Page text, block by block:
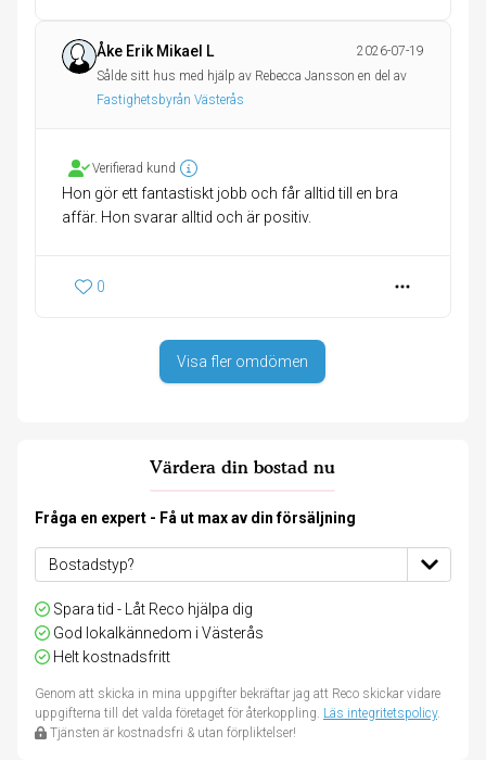
Åke Erik Mikael L
2026-07-19
Sålde sitt hus med hjälp av Rebecca Jansson en del av
Fastighetsbyrån Västerås
Verifierad kund
Hon gör ett fantastiskt jobb och får alltid till en bra
affär. Hon svarar alltid och är positiv.
0
Visa fler omdömen
Värdera din bostad nu
Fråga en expert - Få ut max av din försäljning
Spara tid - Låt Reco hjälpa dig
God lokalkännedom i Västerås
Helt kostnadsfritt
Genom att skicka in mina uppgifter bekräftar jag att Reco skickar vidare
uppgifterna till det valda företaget för återkoppling. Läs integritetspolicy.
Tjänsten är kostnadsfri & utan förpliktelser!